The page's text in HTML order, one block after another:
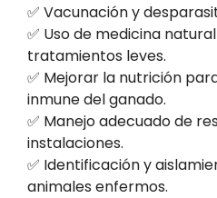
✅ Vacunación y
✅ Uso de medicina
tratamientos leves.
✅ Mejorar la nutrición
inmune del ganado.
✅ Manejo adecuado de
instalaciones.
✅ Identificación y
animales enfermos.